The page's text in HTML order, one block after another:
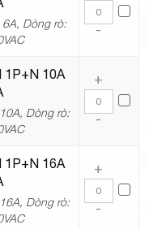
Dòng rò:
-
1P+N 10A
Dòng rò:
+
-
1P+N 16A
Dòng rò:
+
-